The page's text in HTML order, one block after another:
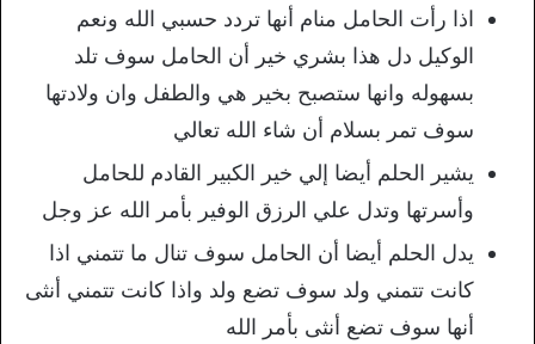
اذا رأت الحامل منام أنها تردد حسبي الله ونعم
الوكيل دل هذا بشري خير أن الحامل سوف تلد
بسهوله وانها ستصبح بخير هي والطفل وان ولادتها
سوف تمر بسلام أن شاء الله تعالي
يشير الحلم أيضا إلي خير الكبير القادم للحامل
وأسرتها وتدل علي الرزق الوفير بأمر الله عز وجل
يدل الحلم أيضا أن الحامل سوف تنال ما تتمني اذا
كانت تتمني ولد سوف تضع ولد واذا كانت تتمني أنثى
أنها سوف تضع أنثى بأمر الله